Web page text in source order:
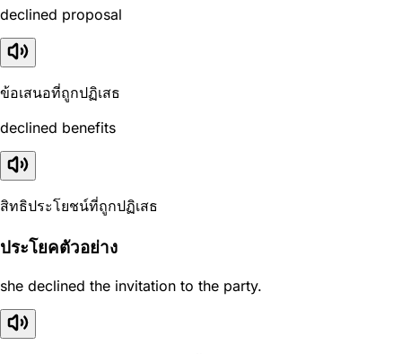
declined proposal
ข้อเสนอที่ถูกปฏิเสธ
declined benefits
สิทธิประโยชน์ที่ถูกปฏิเสธ
ประโยคตัวอย่าง
she declined the invitation to the party.